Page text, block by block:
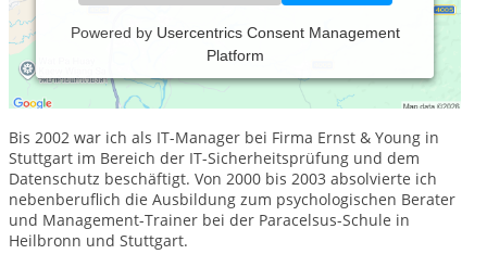
Powered by Usercentrics Consent Management
Platform
Gerd Rückert
Psychologischer Berater und Management-Trainer
Bis 2002 war ich als IT-Manager bei Firma Ernst & Young in
Stuttgart im Bereich der IT-Sicherheitsprüfung und dem
Datenschutz beschäftigt. Von 2000 bis 2003 absolvierte ich
nebenberuflich die Ausbildung zum psychologischen Berater
und Management-Trainer bei der Paracelsus-Schule in
Heilbronn und Stuttgart.